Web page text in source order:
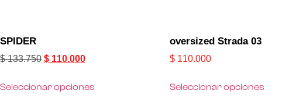
SPIDER
$133.750 $ 110.000
Seleccionar opciones
oversized Strada 03
$ 110.000
Seleccionar opciones